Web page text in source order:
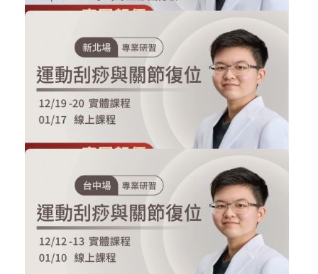
2026/11/27-29 香港 進階運動刮痧與...
刮痧實體課程 加入購物車
購買後有效期限：2026-11-27
0
2026/12/19-20 新北場 運動刮痧與關...
刮痧實體課程 加入購物車
購買後有效期限：2026-12-19
0